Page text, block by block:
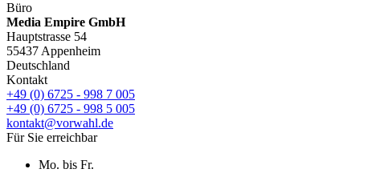
Büro
Media Empire GmbH
Hauptstrasse 54
55437 Appenheim
Deutschland
Kontakt
+49 (0) 6725 - 998 7 005
+49 (0) 6725 - 998 5 005
kontakt@vorwahl.de
Für Sie erreichbar
Mo. bis Fr.